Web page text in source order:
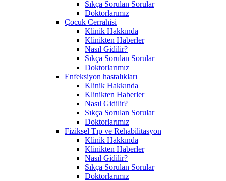
Sıkça Sorulan Sorular
Doktorlarımız
Çocuk Cerrahisi
Klinik Hakkında
Klinikten Haberler
Nasıl Gidilir?
Sıkça Sorulan Sorular
Doktorlarımız
Enfeksiyon hastalıkları
Klinik Hakkında
Klinikten Haberler
Nasıl Gidilir?
Sıkça Sorulan Sorular
Doktorlarımız
Fiziksel Tıp ve Rehabilitasyon
Klinik Hakkında
Klinikten Haberler
Nasıl Gidilir?
Sıkça Sorulan Sorular
Doktorlarımız